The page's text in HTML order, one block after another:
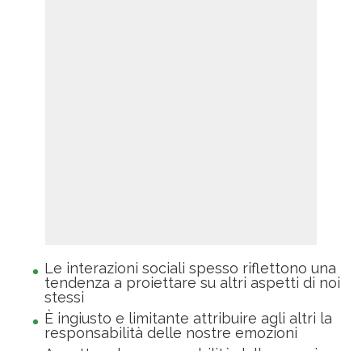
Le interazioni sociali spesso riflettono una
tendenza a proiettare su altri aspetti di noi
stessi
È ingiusto e limitante attribuire agli altri la
responsabilità delle nostre emozioni